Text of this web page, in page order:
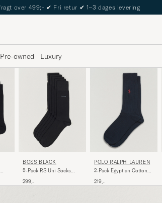
The Care of Carl Passport
Pre-owned Luxury
BOSS BLACK
5-Pack RS Uni Socks
299,-
POLO RALPH LAUREN
2-Pack Egyptian Cotton
219,-